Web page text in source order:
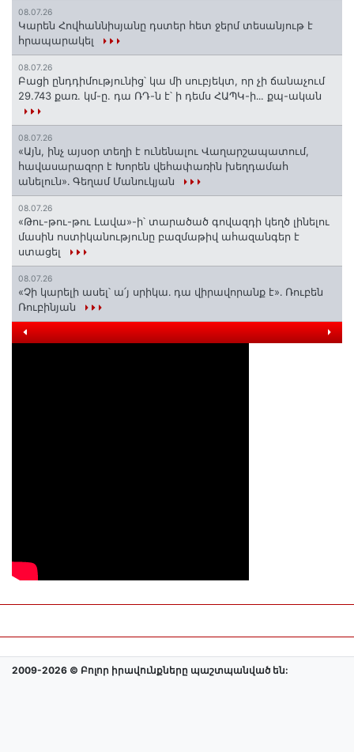
08.07.26
Կարեն Հովհաննիսյանը դստեր հետ ջերմ տեսանյութ է
հրապարակել
08.07.26
Բացի ընդդիմությունից՝ կա մի սուբյեկտ, որ չի ճանաչում
29.743 քառ. կմ-ը. դա ՌԴ-ն է՝ ի դեմս ՀԱՊԿ-ի․․. քպ-ական
08.07.26
«Այն, ինչ այսօր տեղի է ունենալու Վաղարշապատում,
հավասարազոր է Խորեն վեհափառին խեղդամահ
անելուն»․ Գեղամ Մանուկյան
08.07.26
«Թու-թու-թու Լավա»-ի՝ տարածած գովազդի կեղծ լինելու
մասին ոստիկանությունը բազմաթիվ ահազանգեր է
ստացել
08.07.26
«Չի կարելի ասել՝ ա՛յ սրիկա․ դա վիրավորանք է»․ Ռուբեն
Ռուբինյան
2009-2026 © Բոլոր իրավունքները պաշտպանված են: